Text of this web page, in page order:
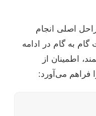
اصلی انجام
گام به گام در ادامه
اطمینان از
فراهم می‌آورد: